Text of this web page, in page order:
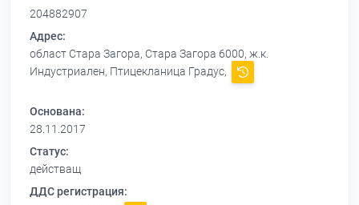
204882907
Адрес:
област Стара Загора, Стара Загора 6000, ж.к.
Индустриален, Птицекланица Градус,
Основана:
28.11.2017
Статус:
действащ
ДДС регистрация: